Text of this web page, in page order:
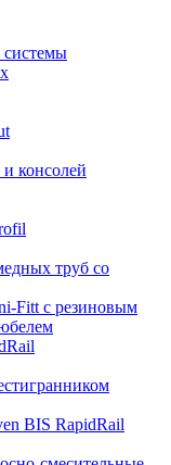
консолей
труб со
Fitt с резиновым
BIS RapidRail